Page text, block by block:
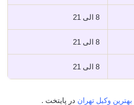
8 الی 21
8 الی 21
8 الی 21
بهترین وکیل تهران در پایتخت .